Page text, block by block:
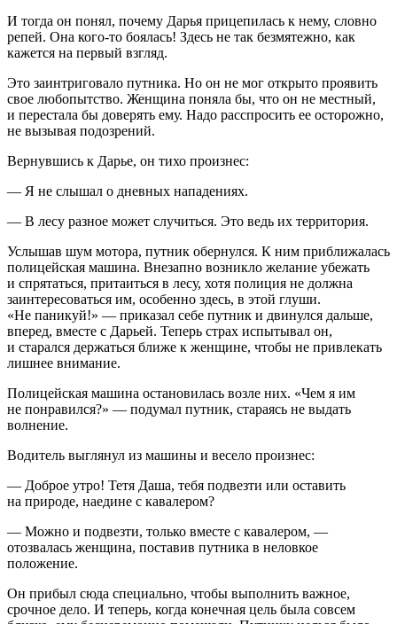
И тогда он понял, почему Дарья прицепилась к нему, словно
репей. Она кого-то боялась! Здесь не так безмятежно, как
кажется на первый взгляд.
Это заинтриговало путника. Но он не мог открыто проявить
свое любопытство. Женщина поняла бы, что он не местный,
и перестала бы доверять ему. Надо расспросить ее осторожно,
не вызывая подозрений.
Вернувшись к Дарье, он тихо произнес:
— Я не слышал о дневных нападениях.
— В лесу разное может случиться. Это ведь их территория.
Услышав шум мотора, путник обернулся. К ним приближалась
полицейская машина. Внезапно возникло желание убежать
и спрятаться, притаиться в лесу, хотя полиция не должна
заинтересоваться им, особенно здесь, в этой глуши.
«Не паникуй!» — приказал себе путник и двинулся дальше,
вперед, вместе с Дарьей. Теперь страх испытывал он,
и старался держаться ближе к женщине, чтобы не привлекать
лишнее внимание.
Полицейская машина остановилась возле них. «Чем я им
не понравился?» — подумал путник, стараясь не выдать
волнение.
Водитель выглянул из машины и весело произнес:
— Доброе утро! Тетя Даша, тебя подвезти или оставить
на природе, наедине с кавалером?
— Можно и подвезти, только вместе с кавалером, —
отозвалась женщина, поставив путника в неловкое
положение.
Он прибыл сюда специально, чтобы выполнить важное,
срочное дело. И теперь, когда конечная цель была совсем